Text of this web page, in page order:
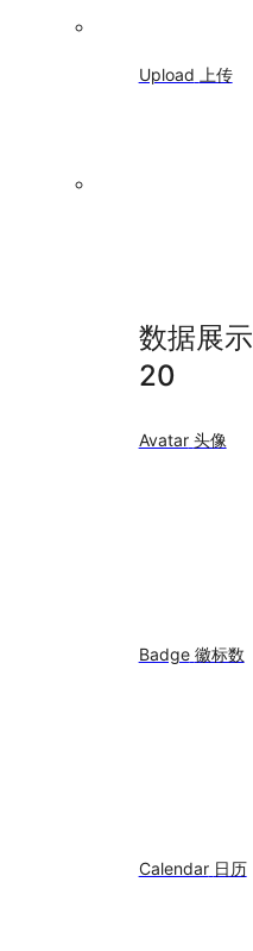
局
Upload 上传
数据展示
20
Avatar 头像
Badge 徽标数
Calendar 日历